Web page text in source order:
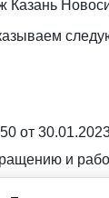
Казань
от
и